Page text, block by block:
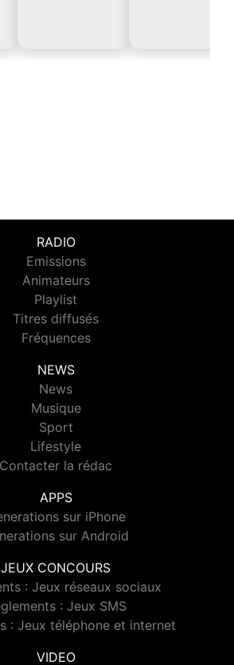
RADIO
Emissions
Animateurs
Playlist
Titres diffusés
Fréquences
NEWS
News
Musique
Sport
Lifestyle
Contacter la rédac
APPS
sur iPhone
sur Android
JEUX CONCOURS
: Jeux réseaux sociaux
: Jeux SMS
: Jeux téléphone et internet
VIDEO